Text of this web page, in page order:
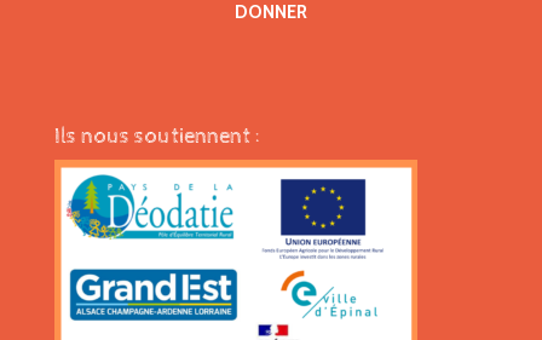
DONNER
Ils nous soutiennent :